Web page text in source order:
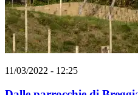
11/03/2022 - 12:25